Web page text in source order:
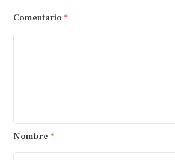
Comentario *
Nombre *